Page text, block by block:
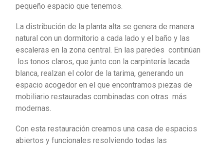
pequeño espacio que tenemos.
La distribución de la planta alta se genera de manera
natural con un dormitorio a cada lado y el baño y las
escaleras en la zona central. En las paredes continúan
los tonos claros, que junto con la carpintería lacada
blanca, realzan el color de la tarima, generando un
espacio acogedor en el que encontramos piezas de
mobiliario restauradas combinadas con otras más
modernas.
Con esta restauración creamos una casa de espacios
abiertos y funcionales resolviendo todas las